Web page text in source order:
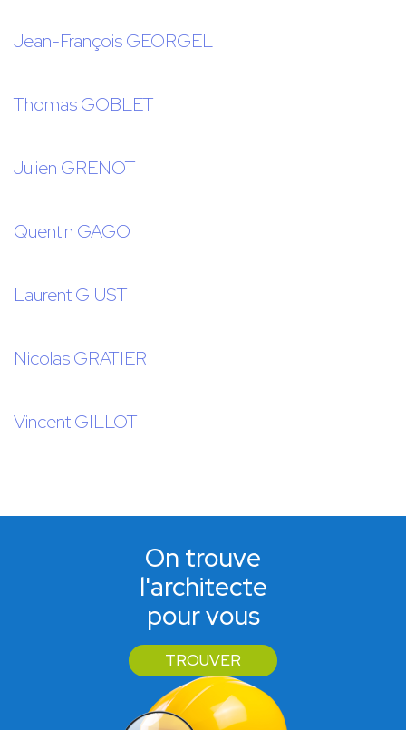
Jean-François GEORGEL
Thomas GOBLET
Julien GRENOT
Quentin GAGO
Laurent GIUSTI
Nicolas GRATIER
Vincent GILLOT
On trouve
l'architecte
pour vous
TROUVER